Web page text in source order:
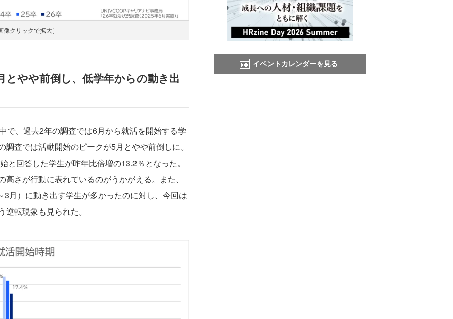
像クリックで拡大］
とやや前倒し、低学年からの動き出
、過去2年の調査では6月から就活を開始する学
査では活動開始のピークが5月とやや前倒しに。
回答した学生が昨年比倍増の13.2％となった。
さが行動に表れているのがうかがえる。また、
月）に動き出す学生が多かったのに対し、今回は
転現象も見られた。
イベントカレンダーを見る